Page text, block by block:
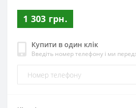
1 303 грн.
Купити в один клік
Введіть номер телефону і ми